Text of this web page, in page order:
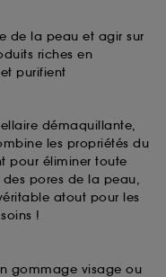
de la peau et agir sur
riches en
purifient
démaquillante,
les propriétés du
pour éliminer toute
pores de la peau,
atout pour les
!
gommage visage ou